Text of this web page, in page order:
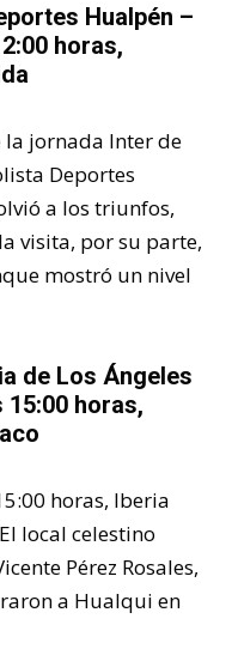
Hualpén –
horas,
jornada Inter de
Deportes
a los triunfos,
visita, por su parte,
mostró un nivel
de Los Ángeles
15:00 horas,
horas, Iberia
local celestino
Pérez Rosales,
a Hualqui en